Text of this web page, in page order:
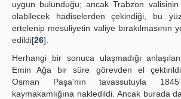
uygun bulunduğu; ancak Trabzon
olabilecek hadiselerden çekindiği, bu
ertelenip mesuliyetin valiye bırakılmasının
edildi[26].
Herhangi bir sonuca ulaşmadığı
Emin Ağa bir süre görevden el
Osman Paşa'nın tavassutuyla
kaymakamlığına nakledildi. Ancak burada